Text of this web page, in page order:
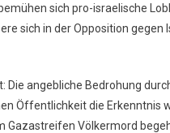
sich pro-israelische
sich in der Opposition
Die angebliche Bedrohung
Öffentlichkeit die Erkenntnis
Gazastreifen Völkermord